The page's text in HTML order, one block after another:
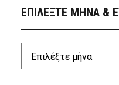
ΕΠΙΛΕΞΤΕ ΜΗΝΑ &